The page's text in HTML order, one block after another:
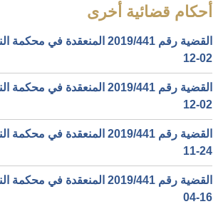
أحكام قضائية أخرى
12-02‏
12-02‏
11-24‏
04-16‏